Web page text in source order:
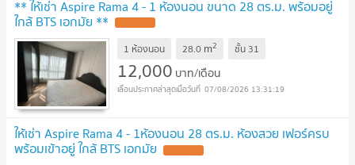
** ให้เช่า Aspire Rama 4 - 1 ห้องนอน ขนาด 28 ตร.ม. พร้อมอยู่
ใกล้ BTS เอกมัย **
1 ห้องนอน 28.0 m2 ชั้น 31
12,000 บาท/เดือน
07/08/2026 13:31:19
ให้เช่า Aspire Rama 4 - 1ห้องนอน 28 ตร.ม. ห้องสวย เฟอร์ครบ
พร้อมเข้าอยู่ ใกล้ BTS เอกมัย